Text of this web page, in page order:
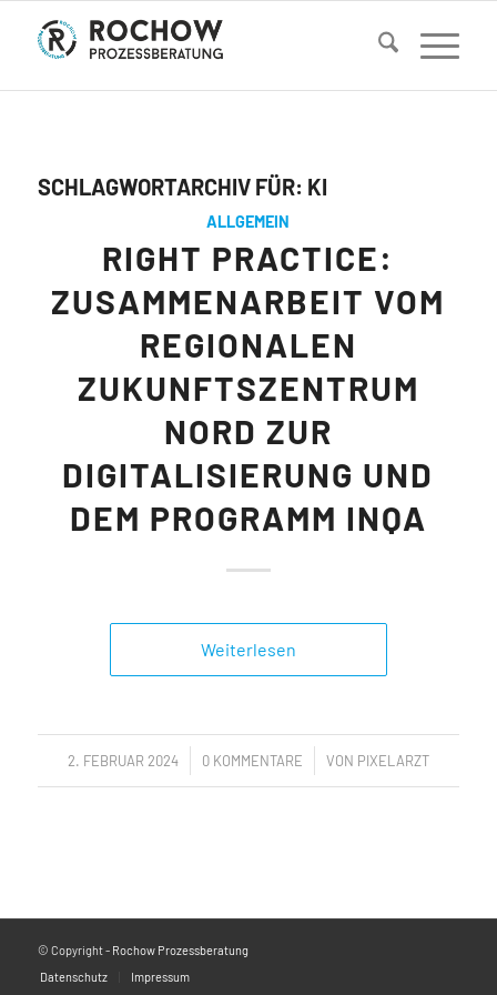
SCHLAGWORTARCHIV FÜR: KI
ALLGEMEIN
RIGHT PRACTICE:
ZUSAMMENARBEIT VOM
REGIONALEN
ZUKUNFTSZENTRUM
NORD ZUR
DIGITALISIERUNG UND
DEM PROGRAMM INQA
Weiterlesen
2. FEBRUAR 2024
/ 0 KOMMENTARE
/ VON PIXELARZT
© Copyright - Rochow Prozessberatung
Datenschutz
Impressum